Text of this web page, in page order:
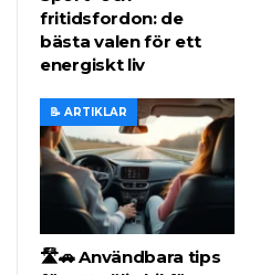
fritidsfordon: de
bästa valen för ett
energiskt liv
📝 ARTIKLAR
🛣️🚗 Användbara tips